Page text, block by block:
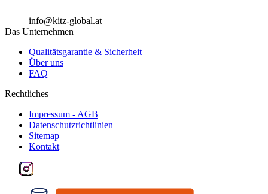
info@kitz-global.at
Das Unternehmen
Qualitätsgarantie & Sicherheit
Über uns
FAQ
Rechtliches
Impressum - AGB
Datenschutzrichtlinien
Sitemap
Kontakt